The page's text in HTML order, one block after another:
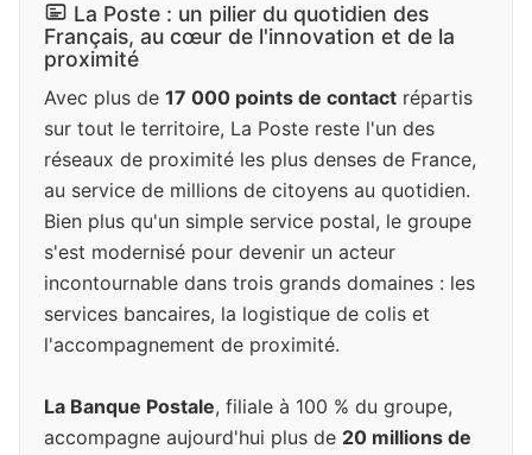
La Poste : un pilier du quotidien des
Français, au cœur de l'innovation et de la
proximité
Avec plus de 17 000 points de contact répartis
sur tout le territoire, La Poste reste l'un des
réseaux de proximité les plus denses de France,
au service de millions de citoyens au quotidien.
Bien plus qu'un simple service postal, le groupe
s'est modernisé pour devenir un acteur
incontournable dans trois grands domaines : les
services bancaires, la logistique de colis et
l'accompagnement de proximité.
La Banque Postale, filiale à 100 % du groupe,
accompagne aujourd'hui plus de 20 millions de